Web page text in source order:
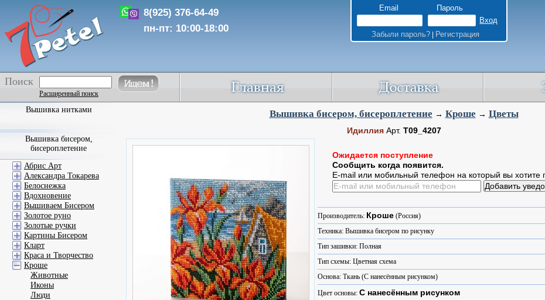
8(925) 376-64-49
пн-пт: 10:00-18:00
Email Пароль
Забыли пароль?| Регистрация
Поиск
Расширенный поиск
Вышивка бисером, бисероплетение → Кроше → Цветы
ИдиллияАрт. Т09_4207
Ожидается поступление
Сообщить когда появится.
E-mail или мобильный телефон на который вы хотите
Производитель: Кроше (Россия)
Техника: Вышивка бисером по рисунку
Тип зашивки: Полная
Тип схемы: Цветная схема
Основа: Ткань (С нанесённым рисунком)
Цвет основы: С нанесённым рисунком
Вышивка нитками
Вышивка бисером,
бисероплетение
Абрис Арт
Александра Токарева
Белоснежка
Вдохновение
Вышиваем Бисером
Золотое руно
Золотые ручки
Картины Бисером
Кларт
Краса и Творчество
Кроше
Животные
Иконы
Люди